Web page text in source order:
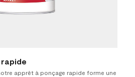
apprêt à ponçage rapide forme une